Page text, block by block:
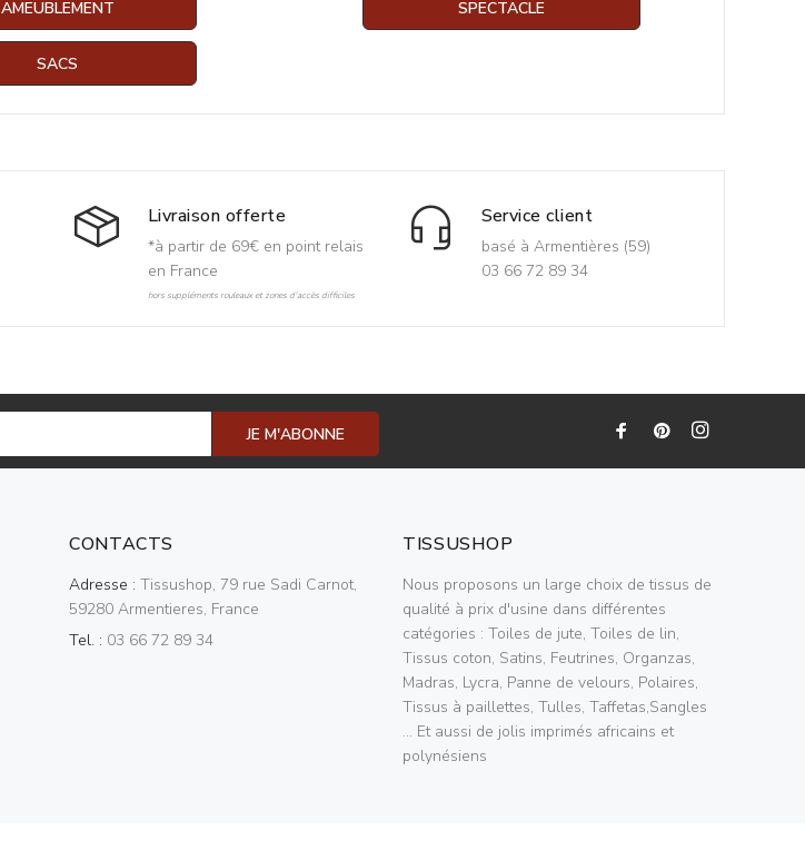
AMEUBLEMENT SPECTACLE
SACS
Livraison offerte
*à partir de 69€ en point relais
en France
hors suppléments rouleaux et zones d'accès difficiles
Service client
basé à Armentières (59)
03 66 72 89 34
JE M'ABONNE
CONTACTS
Adresse : Tissushop, 79 rue Sadi Carnot,
59280 Armentieres, France
Tel. : 03 66 72 89 34
TISSUSHOP
Nous proposons un large choix de tissus de
qualité à prix d'usine dans différentes
catégories : Toiles de jute, Toiles de lin,
Tissus coton, Satins, Feutrines, Organzas,
Madras, Lycra, Panne de velours, Polaires,
Tissus à paillettes, Tulles, Taffetas,Sangles
... Et aussi de jolis imprimés africains et
polynésiens